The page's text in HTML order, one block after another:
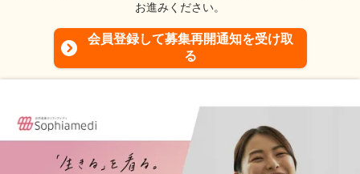
お進みください。
会員登録して募集再開通知を受け取
る